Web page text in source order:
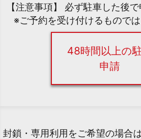
【注意事項】 必ず駐車した後で
※ご予約を受け付けるものでは
48時間以上の
申請
封鎖・専用利用をご希望の場合